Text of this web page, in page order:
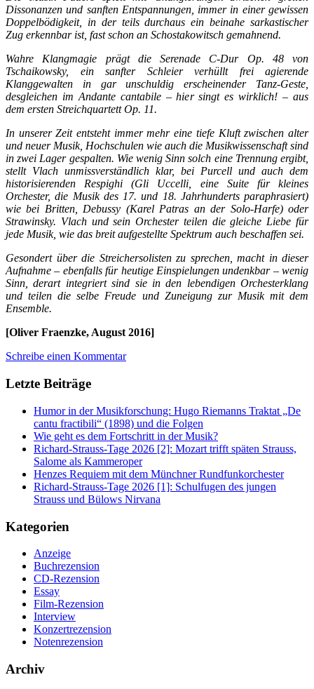
Dissonanzen und sanften Entspannungen, immer in einer gewissen
Doppelbödigkeit, in der teils durchaus ein beinahe sarkastischer
Zug erkennbar ist, fast schon an Schostakowitsch gemahnend.
Wahre Klangmagie prägt die Serenade C-Dur Op. 48 von
Tschaikowsky, ein sanfter Schleier verhüllt frei agierende
Klanggewalten in gar unschuldig erscheinender Tanz-Geste,
desgleichen im Andante cantabile – hier singt es wirklich! – aus
dem ersten Streichquartett Op. 11.
In unserer Zeit entsteht immer mehr eine tiefe Kluft zwischen alter
und neuer Musik, Hochschulen wie auch die Musikwissenschaft sind
in zwei Lager gespalten. Wie wenig Sinn solch eine Trennung ergibt,
stellt Vlach unmissverständlich klar, bei Purcell und auch dem
historisierenden Respighi (Gli Uccelli, eine Suite für kleines
Orchester, die Musik des 17. und 18. Jahrhunderts paraphrasiert)
wie bei Britten, Debussy (Karel Patras an der Solo-Harfe) oder
Strawinsky. Vlach und sein Orchester teilen die gleiche Liebe für
jede Musik, wie das breit aufgestellte Spektrum auch beschaffen sei.
Gesondert über die Streichersolisten zu sprechen, macht in dieser
Aufnahme – ebenfalls für heutige Einspielungen undenkbar – wenig
Sinn, derart integriert sind sie in den lebendigen Orchesterklang
und teilen die selbe Freude und Zuneigung zur Musik mit dem
Ensemble.
[Oliver Fraenzke, August 2016]
Schreibe einen Kommentar
Letzte Beiträge
Humor in der Musikforschung: Hugo Riemanns Traktat „De
cantu fractibili“ (1898) und die Folgen
Wie geht es dem Fortschritt in der Musik?
Richard-Strauss-Tage 2026 [2]: Mozart trifft späten Strauss,
Salome als Kammeroper
Henzes Requiem mit dem Münchner Rundfunkorchester
Richard-Strauss-Tage 2026 [1]: Schulfugen des jungen
Strauss und Bülows Nirvana
Kategorien
Anzeige
Buchrezension
CD-Rezension
Essay
Film-Rezension
Interview
Konzertrezension
Notenrezension
Archiv